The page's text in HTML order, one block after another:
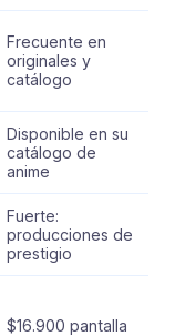
Frecuente en
originales y
catálogo
Disponible en su
catálogo de
anime
Fuerte:
producciones de
prestigio
$16.900 pantalla